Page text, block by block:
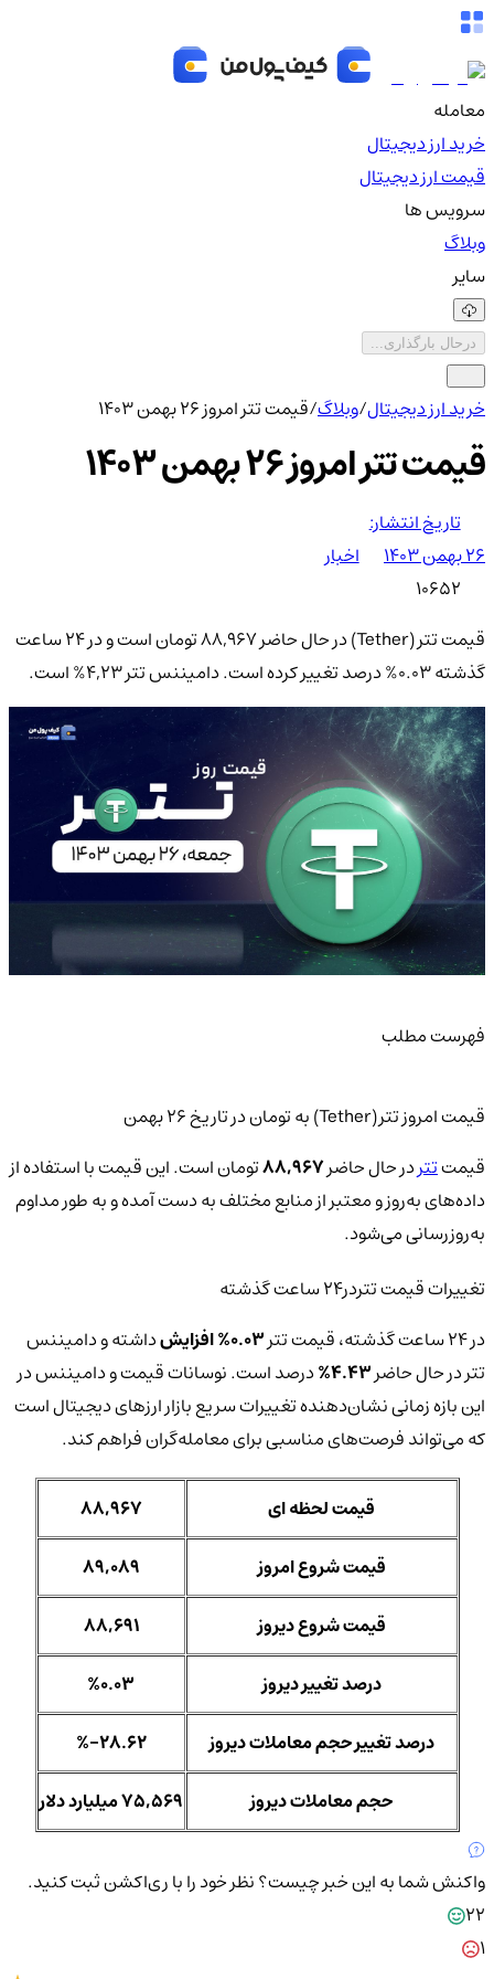
معامله
خرید ارز دیجیتال
قیمت ارز دیجیتال
سرویس ها
وبلاگ
سایر
درحال بارگذاری...
خرید ارز دیجیتال/وبلاگ/قیمت تتر امروز ۲۶ بهمن ۱۴۰۳
قیمت تتر امروز ۲۶ بهمن ۱۴۰۳
تاریخ انتشار:
۲۶ بهمن ۱۴۰۳
اخبار
10652
قیمت تتر (Tether) در حال حاضر 88,967 تومان است و در ۲۴ ساعت
گذشته 0.03% درصد تغییر کرده است. دامیننس تتر 4,23% است.
فهرست مطلب
قیمت امروز تتر(Tether) به تومان در تاریخ ۲۶ بهمن
قیمتتتردر حال حاضر88,967تومان است. این قیمت با استفاده از
داده‌های به‌روز و معتبر از منابع مختلف به دست آمده و به طور مداوم
به‌روزرسانی می‌شود.
تغییرات قیمت تتردر24 ساعت گذشته
در 24 ساعت گذشته، قیمت تتر
0.03% افزایش
داشته و دامیننس
تتر در حال حاضر4.43% درصد است. نوسانات قیمت و دامیننس در
این بازه زمانی نشان‌دهنده تغییرات سریع بازار ارزهای دیجیتال است
که می‌تواند فرصت‌های مناسبی برای معامله‌گران فراهم کند.
قیمت لحظه ای
88,967
قیمت شروع امروز
89,089
قیمت شروع دیروز
88,691
درصد تغییر دیروز
%0.03
درصد تغییر حجم معاملات دیروز
%-28.62
حجم معاملات دیروز
75,569 میلیارد دلار
واکنش شما به این خبر چیست؟نظر خود را با ری‌اکشن ثبت کنید.
22